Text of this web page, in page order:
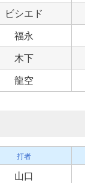
ビシエド
福永
木下
龍空
打者
山口